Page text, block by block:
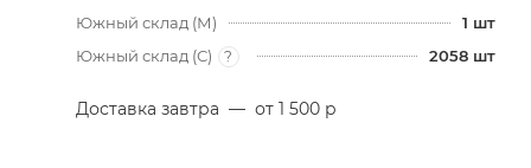
Южный склад (М)
1 шт
Южный склад (С)
? 2058 шт
Доставка завтра — от 1 500 р